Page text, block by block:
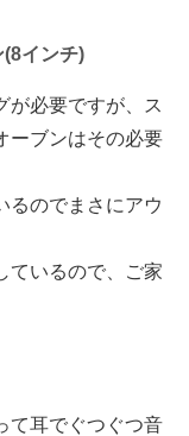
(8インチ)
が必要ですが、ス
ーブンはその必要
るのでまさにアウ
ているので、ご家
て耳でぐつぐつ音